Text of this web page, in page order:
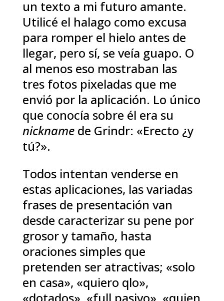
un texto a mi futuro amante.
Utilicé el halago como excusa
para romper el hielo antes de
llegar, pero sí, se veía guapo. O
al menos eso mostraban las
tres fotos pixeladas que me
envió por la aplicación. Lo único
que conocía sobre él era su
nickname de Grindr: «Erecto ¿y
tú?».
Todos intentan venderse en
estas aplicaciones, las variadas
frases de presentación van
desde caracterizar su pene por
grosor y tamaño, hasta
oraciones simples que
pretenden ser atractivas; «solo
en casa», «quiero qlo»,